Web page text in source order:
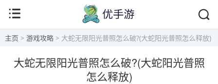
主页 > 游戏攻略 > 大蛇无限阳光普照怎么破?(大蛇阳光普照怎么释放)
大蛇无限阳光普照怎么破?(大蛇阳光普照
怎么释放)